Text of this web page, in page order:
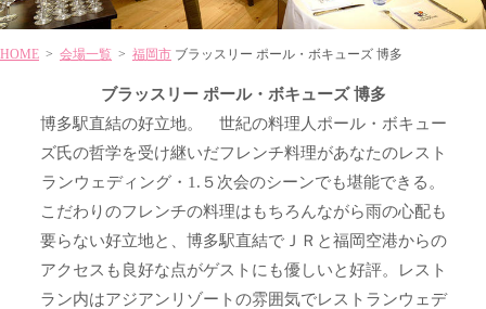
HOME > 会場一覧 > 福岡市 ブラッスリー ポール・ボキューズ 博多
ブラッスリー ポール・ボキューズ 博多
博多駅直結の好立地。 世紀の料理人ポール・ボキュー
ズ氏の哲学を受け継いだフレンチ料理があなたのレスト
ランウェディング・1.５次会のシーンでも堪能できる。
こだわりのフレンチの料理はもちろんながら雨の心配も
要らない好立地と、博多駅直結でＪＲと福岡空港からの
アクセスも良好な点がゲストにも優しいと好評。レスト
ラン内はアジアンリゾートの雰囲気でレストランウェデ